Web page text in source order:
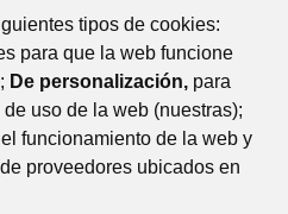
tipos de cookies:
para que la web funcione
De personalización, para
uso de la web (nuestras);
funcionamiento de la web y
proveedores ubicados en
Mes Año